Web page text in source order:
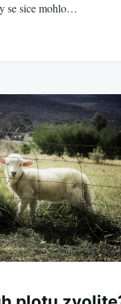
se sice mohlo…